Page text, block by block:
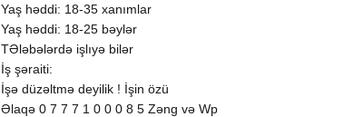
Yaş həddi: 18-35 xanımlar
Yaş həddi: 18-25 bəylər
TƏləbələrdə işlıyə bilər
İş şəraiti:
İşə düzəltmə deyilik ! İşin özü
Əlaqə 0 7 7 7 1 0 0 0 8 5 Zəng və Wp